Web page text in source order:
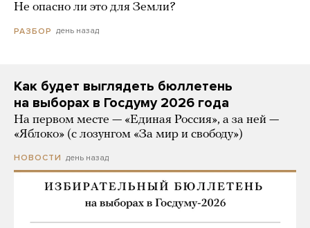
Не опасно ли это для Земли?
РАЗБОР день назад
Как будет выглядеть бюллетень
на выборах в Госдуму 2026 года
На первом месте — «Единая Россия», а за ней —
«Яблоко» (с лозунгом «За мир и свободу»)
НОВОСТИ день назад